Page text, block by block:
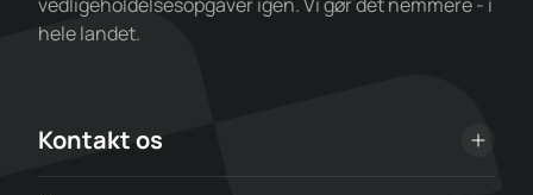
hele landet.
Kontakt os